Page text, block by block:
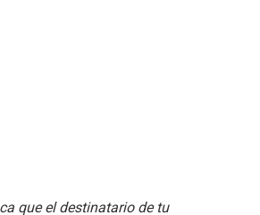
que el destinatario de tu